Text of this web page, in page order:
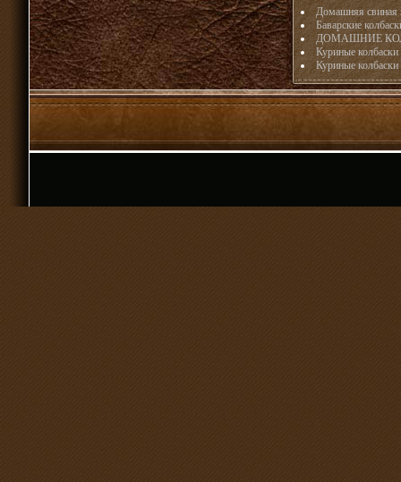
Домашняя свиная
Баварские
ДОМАШНИЕ
Куриные
Куриные